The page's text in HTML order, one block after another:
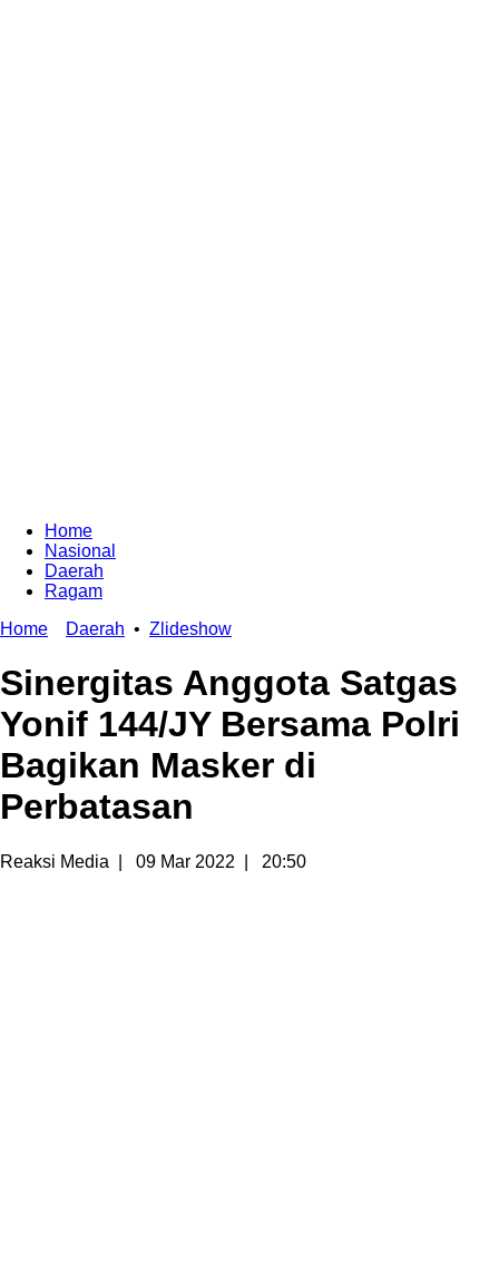
Home
Nasional
Daerah
Ragam
Home
Daerah • Zlideshow
Sinergitas Anggota Satgas
Yonif 144/JY Bersama Polri
Bagikan Masker di
Perbatasan
Reaksi Media 09 Mar 2022 20:50